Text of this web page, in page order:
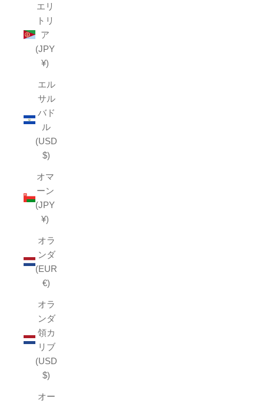
エリ
トリ
ア
(JPY
¥)
エル
サル
バド
ル
(USD
$)
オマ
ーン
(JPY
¥)
オラ
ンダ
(EUR
€)
オラ
ンダ
領カ
リブ
(USD
$)
オー